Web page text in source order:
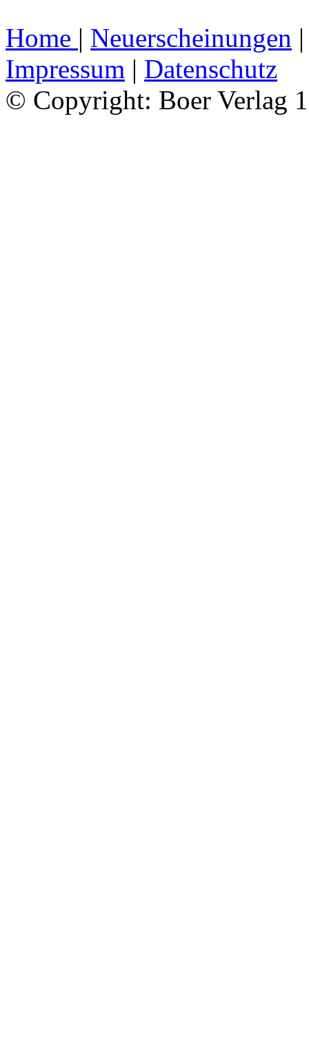
Home | Neuerscheinungen
Impressum | Datenschutz
© Copyright: Boer Verlag